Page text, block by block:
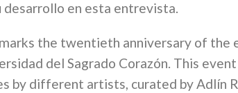
desarrollo en esta entrevista.
the twentieth anniversary of the
del Sagrado Corazón. This
by different artists, curated by Adlín